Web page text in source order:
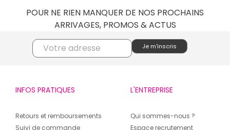
POUR NE RIEN MANQUER DE NOS PROCHAINS
ARRIVAGES, PROMOS & ACTUS
INFOS PRATIQUES
Retours et remboursements
Suivi de commande
L'ENTREPRISE
Qui sommes-nous ?
Espace recrutement